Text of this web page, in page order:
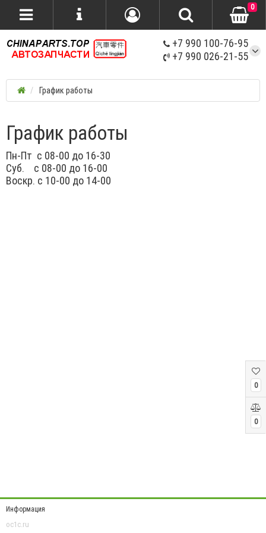
0
0
+7 990 100-76-95
+7 990 026-21-55
0
График работы
График работы
Пн-Пт с 08-00 до 16-30
Суб. с 08-00 до 16-00
Воскр. с 10-00 до 14-00
Информация
oc1c.ru